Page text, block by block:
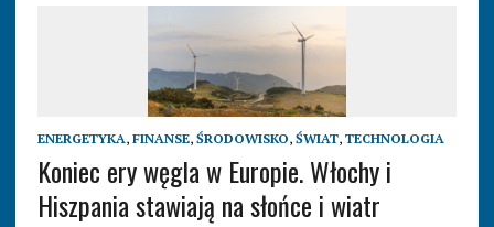
ENERGETYKA, FINANSE, ŚRODOWISKO, ŚWIAT, TECHNOLOGIA
Koniec ery węgla w Europie. Włochy i
Hiszpania stawiają na słońce i wiatr